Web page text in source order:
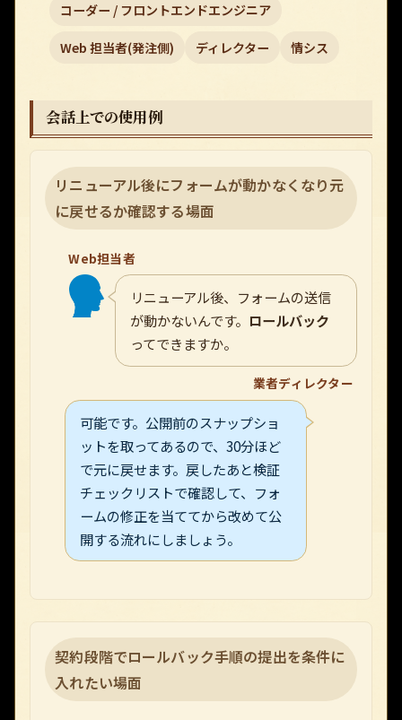
コーダー / フロントエンドエンジニア
Web 担当者(発注側) ディレクター 情シス
会話上での使用例
リニューアル後にフォームが動かなくなり元
に戻せるか確認する場面
Web担当者
リニューアル後、フォームの送信
が動かないんです。 ロールバック
ってできますか。
業者ディレクター
可能です。公開前のスナップショ
ットを取ってあるので、30分ほど
で元に戻せます。戻したあと検証
チェックリストで確認して、フォ
ームの修正を当ててから改めて公
開する流れにしましょう。
契約段階でロールバック手順の提出を条件に
入れたい場面